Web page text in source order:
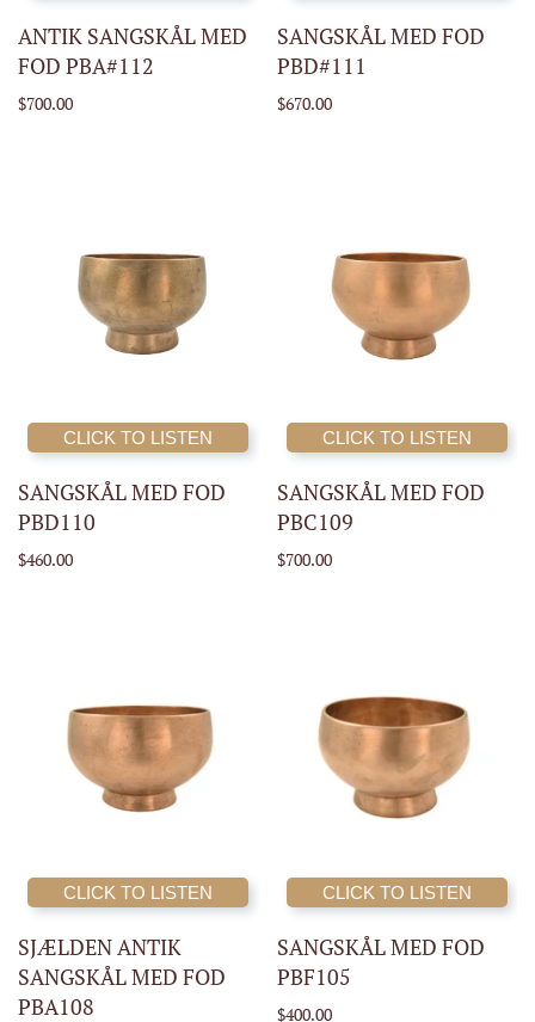
ANTIK SANGSKÅL MED
FOD PBA#112
$700.00
SANGSKÅL MED FOD
PBD#111
$670.00
CLICK TO LISTEN
SANGSKÅL MED FOD
PBD110
$460.00
CLICK TO LISTEN
SANGSKÅL MED FOD
PBC109
$700.00
CLICK TO LISTEN
SJÆLDEN ANTIK
SANGSKÅL MED FOD
PBA108
CLICK TO LISTEN
SANGSKÅL MED FOD
PBF105
$400.00